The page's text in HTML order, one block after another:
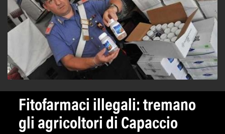
Fitofarmaci illegali: tremano
gli agricoltori di Capaccio